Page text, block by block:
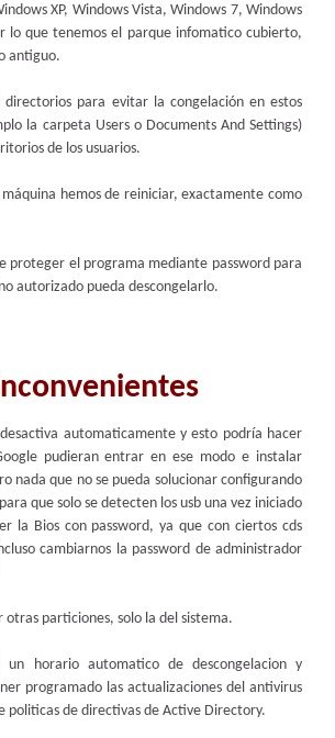
XP, Windows Vista, Windows 7, Windows
lo que tenemos el parque infomatico cubierto,
antiguo.
directorios para evitar la congelación en estos
la carpeta Users o Documents And Settings)
de los usuarios.
máquina hemos de reiniciar, exactamente como
proteger el programa mediante password para
autorizado pueda descongelarlo.
automaticamente y esto podría hacer
pudieran entrar en ese modo e instalar
nada que no se pueda solucionar configurando
que solo se detecten los usb una vez iniciado
la Bios con password, ya que con ciertos cds
cambiarnos la password de administrador
otras particiones, solo la del sistema.
horario automatico de descongelacion y
programado las actualizaciones del antivirus
politicas de directivas de Active Directory.